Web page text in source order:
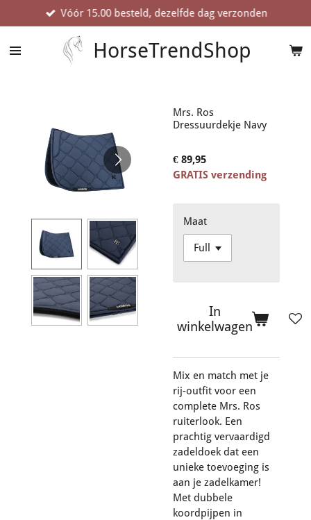
direct
naar
HorseTrendShop
Vóór 15.00 besteld, dezelfde dag verzonden
Mrs. Ros
Dressuurdekje Navy
€ 89,95
GRATIS verzending
Maat
In
winkelwagen
Mix en match met je
rij-outfit voor een
complete Mrs. Ros
ruiterlook. Een
prachtig vervaardigd
zadeldoek dat een
unieke toevoeging is
aan je zadelkamer!
Met dubbele
koordpijpen in